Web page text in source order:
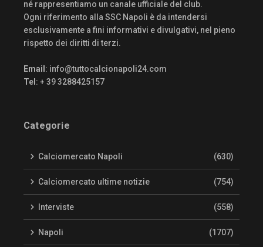
né rappresentiamo un canale ufficiale del club.
Ogni riferimento alla SSC Napoli è da intendersi
esclusivamente a fini informativi e divulgativi, nel pieno
rispetto dei diritti di terzi.
Email : info@tuttocalcionapoli24.com
Tel : + 39 3288425157
Categorie
Calciomercato Napoli (630)
Calciomercato ultime notizie (754)
Interviste (558)
Napoli (1707)